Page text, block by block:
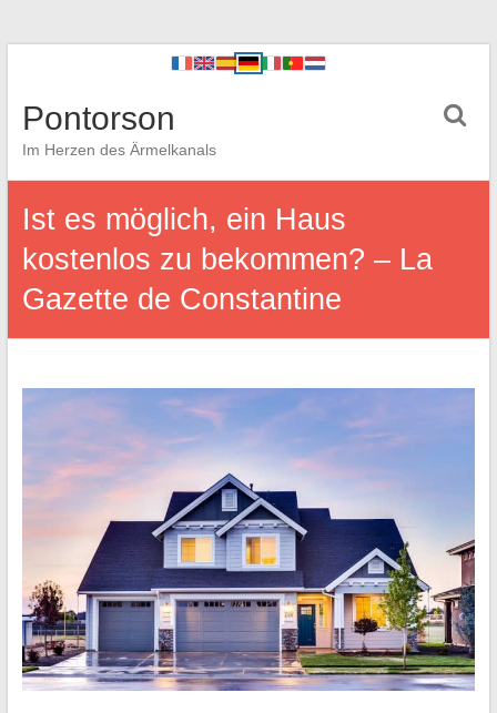
Pontorson
Im Herzen des Ärmelkanals
Ist es möglich, ein Haus
kostenlos zu bekommen? – La
Gazette de Constantine